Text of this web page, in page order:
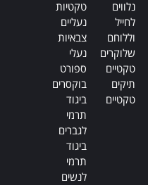
נלווים
לחייל
וללוחם
שלוקרים
טקטיים
תיקים
טקטיים
טקטיות
נעליים
צבאיות
נעלי
ספורט
בוקסרים
ביגוד
תרמי
לגברים
ביגוד
תרמי
לנשים